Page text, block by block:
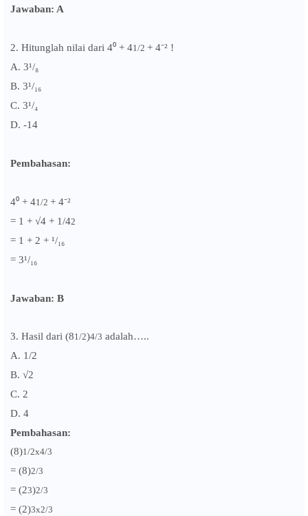
Jawaban: A
2. Hitunglah nilai dari 4⁰ + 41/2 + 4⁻² !
A. 3¹/₈
B. 3¹/₁₆
C. 3¹/₄
D. -14
Pembahasan:
4⁰ + 41/2 + 4⁻²
= 1 + √4 + 1/42
= 1 + 2 + ¹/₁₆
= 3¹/₁₆
Jawaban: B
3. Hasil dari (81/2)4/3 adalah…..
A. 1/2
B. √2
C. 2
D. 4
Pembahasan:
(8)1/2x4/3
= (8)2/3
= (23)2/3
= (2)3x2/3